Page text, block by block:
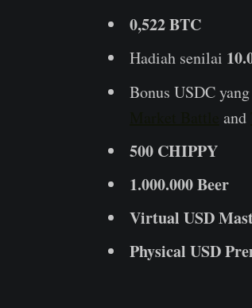
0,522 BTC
Hadiah senilai
Bonus USDC
and
500 CHIPPY
1.000.000 Beer
Virtual USD
Physical USD